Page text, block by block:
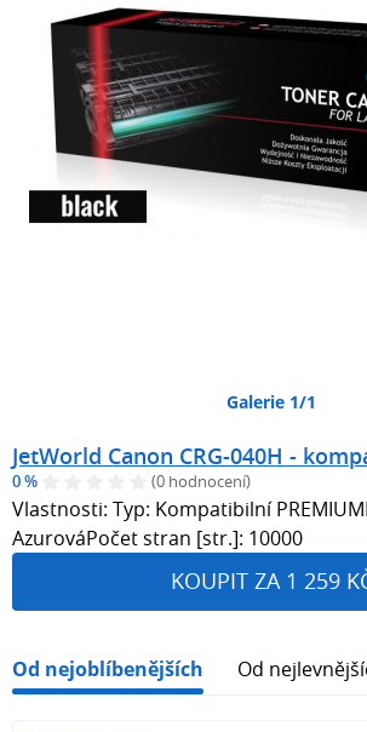
Galerie 1/1
JetWorld Canon CRG-040H -
0 % (0 hodnocení)
Vlastnosti: Typ: Kompatibilní
AzurováPočet stran [str.]: 10000
KOUPIT ZA 1 259
Od nejoblíbenějších Od